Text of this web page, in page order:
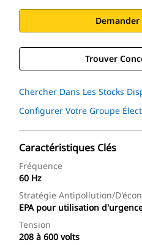
Demander
Trouver
Chercher Dans Les Stocks
Configurer Votre Groupe
Caractéristiques Clés
Fréquence
60 Hz
Stratégie Antipollution/
EPA pour utilisation
Tension
208 à 600 volts